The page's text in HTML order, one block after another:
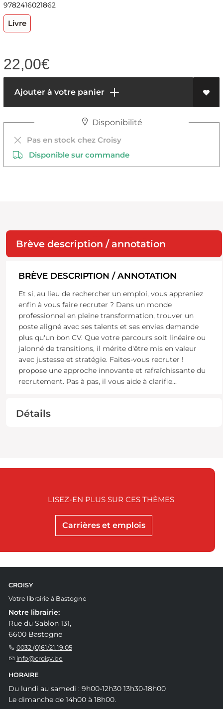
9782416021862
Livre
22,00€
Ajouter à votre panier
Disponibilité
Pas en stock chez Croisy
Disponible sur commande
Brève description / annotation
BRÈVE DESCRIPTION / ANNOTATION
Et si, au lieu de rechercher un emploi, vous appreniez
enfin à vous faire recruter ? Dans un monde
professionnel en pleine transformation, trouver un
poste aligné avec ses talents et ses envies demande
plus qu'un bon CV. Que votre parcours soit linéaire ou
jalonné de transitions, il mérite d'être mis en valeur
avec justesse et stratégie. Faites-vous recruter !
propose une approche innovante et rafraîchissante du
recrutement. Pas à pas, il vous aide à clarifie...
Détails
Carrières et emplois
LISEZ-EN PLUS SUR CES THÈMES
CROISY
Votre librairie à Bastogne
Notre librairie:
Rue du Sablon 131,
6600 Bastogne
0032 (0)61/21.19.05
info@croisy.be
HORAIRE
Du lundi au samedi : 9h00-12h30 13h30-18h00
Le dimanche de 14h00 à 18h00.